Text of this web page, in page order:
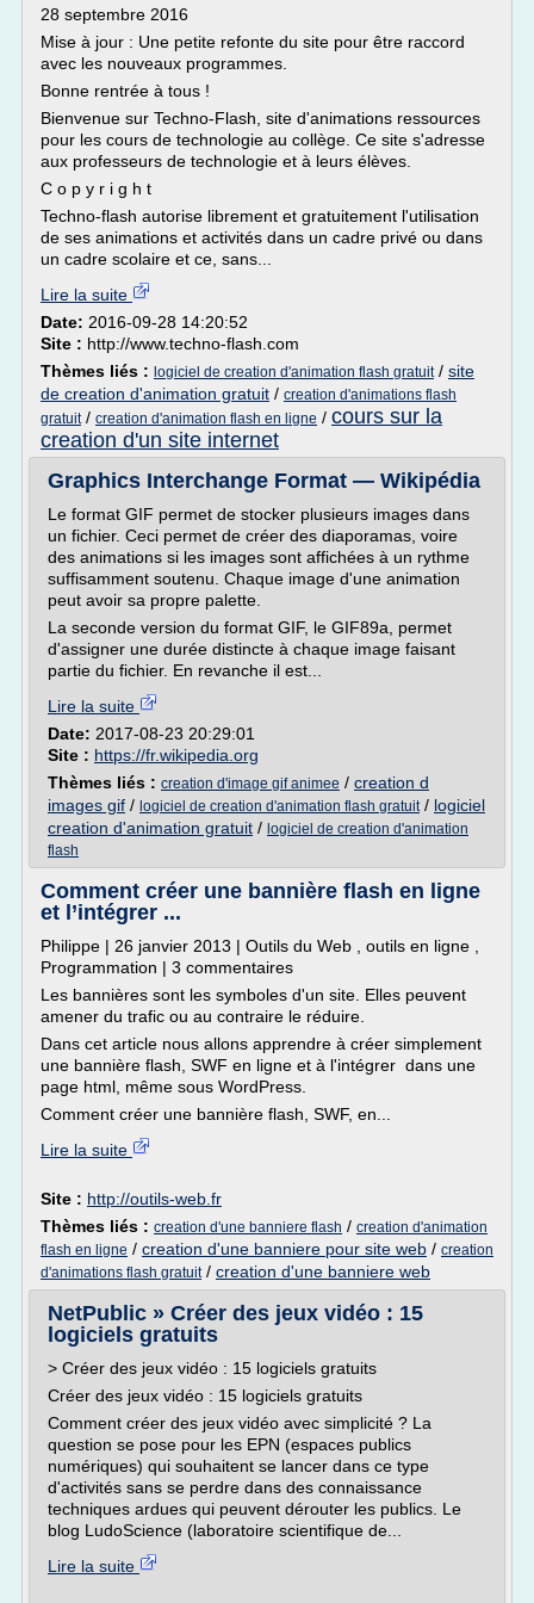
28 septembre 2016
Mise à jour : Une petite refonte du site pour être raccord
avec les nouveaux programmes.
Bonne rentrée à tous !
Bienvenue sur Techno-Flash, site d'animations ressources
pour les cours de technologie au collège. Ce site s'adresse
aux professeurs de technologie et à leurs élèves.
C o p y r i g h t
Techno-flash autorise librement et gratuitement l'utilisation
de ses animations et activités dans un cadre privé ou dans
un cadre scolaire et ce, sans...
Lire la suite
Date: 2016-09-28 14:20:52
Site : http://www.techno-flash.com
Thèmes liés : logiciel de creation d'animation flash gratuit/ site
de creation d'animation gratuit / creation d'animations flash
gratuit/ creation d'animation flash en ligne / cours sur la
creation d'un site internet
Graphics Interchange Format — Wikipédia
Le format GIF permet de stocker plusieurs images dans
un fichier. Ceci permet de créer des diaporamas, voire
des animations si les images sont affichées à un rythme
suffisamment soutenu. Chaque image d'une animation
peut avoir sa propre palette.
La seconde version du format GIF, le GIF89a, permet
d'assigner une durée distincte à chaque image faisant
partie du fichier. En revanche il est...
Lire la suite
Date: 2017-08-23 20:29:01
Site : https://fr.wikipedia.org
Thèmes liés : creation d'image gif animee / creation d
images gif / logiciel de creation d'animation flash gratuit/ logiciel
creation d'animation gratuit / logiciel de creation d'animation
flash
Comment créer une bannière flash en ligne
et l’intégrer ...
Philippe | 26 janvier 2013 | Outils du Web , outils en ligne ,
Programmation | 3 commentaires
Les bannières sont les symboles d'un site. Elles peuvent
amener du trafic ou au contraire le réduire.
Dans cet article nous allons apprendre à créer simplement
une bannière flash, SWF en ligne et à l'intégrer dans une
page html, même sous WordPress.
Comment créer une bannière flash, SWF, en...
Lire la suite
Site : http://outils-web.fr
Thèmes liés : creation d'une banniere flash / creation d'animation
flash en ligne / creation d'une banniere pour site web / creation
d'animations flash gratuit/ creation d'une banniere web
NetPublic » Créer des jeux vidéo : 15
logiciels gratuits
> Créer des jeux vidéo : 15 logiciels gratuits
Créer des jeux vidéo : 15 logiciels gratuits
Comment créer des jeux vidéo avec simplicité ? La
question se pose pour les EPN (espaces publics
numériques) qui souhaitent se lancer dans ce type
d'activités sans se perdre dans des connaissance
techniques ardues qui peuvent dérouter les publics. Le
blog LudoScience (laboratoire scientifique de...
Lire la suite